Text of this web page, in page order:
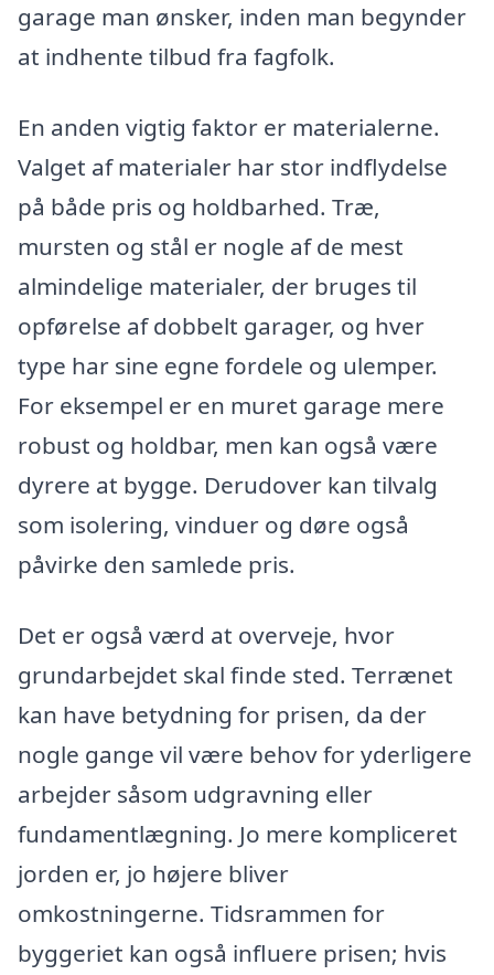
garage man ønsker, inden man begynder
at indhente tilbud fra fagfolk.
En anden vigtig faktor er materialerne.
Valget af materialer har stor indflydelse
på både pris og holdbarhed. Træ,
mursten og stål er nogle af de mest
almindelige materialer, der bruges til
opførelse af dobbelt garager, og hver
type har sine egne fordele og ulemper.
For eksempel er en muret garage mere
robust og holdbar, men kan også være
dyrere at bygge. Derudover kan tilvalg
som isolering, vinduer og døre også
påvirke den samlede pris.
Det er også værd at overveje, hvor
grundarbejdet skal finde sted. Terrænet
kan have betydning for prisen, da der
nogle gange vil være behov for yderligere
arbejder såsom udgravning eller
fundamentlægning. Jo mere kompliceret
jorden er, jo højere bliver
omkostningerne. Tidsrammen for
byggeriet kan også influere prisen; hvis